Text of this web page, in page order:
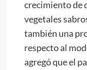
crecimiento de
vegetales
también una
respecto al
agregó que el